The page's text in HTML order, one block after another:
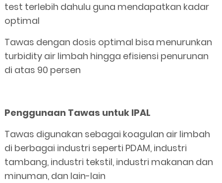
test terlebih dahulu guna mendapatkan kadar
optimal
Tawas dengan dosis optimal bisa menurunkan
turbidity air limbah hingga efisiensi penurunan
di atas 90 persen
Penggunaan Tawas untuk IPAL
Tawas digunakan sebagai koagulan air limbah
di berbagai industri seperti PDAM, industri
tambang, industri tekstil, industri makanan dan
minuman, dan lain-lain